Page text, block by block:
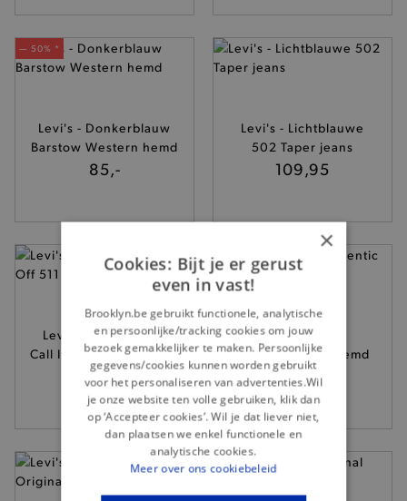
— 50% *
Levi's - Donkerblauw
Barstow Western hemd
85,-
Levi's - Lichtblauwe
502 Taper jeans
109,95
Levi's - Lichtblauwe
Call It Off 511 slim jeans
109,95
Levi's - Blauw
Authentic jeanshemd
75,-
×
Cookies: Bijt je er gerust
even in vast!
Brooklyn.be gebruikt functionele, analytische
en persoonlijke/tracking cookies om jouw
bezoek gemakkelijker te maken. Persoonlijke
gegevens/cookies kunnen worden gebruikt
voor het personaliseren van advertenties.Wil
je onze website ten volle gebruiken, klik dan
op ‘Accepteer cookies’. Wil je dat liever niet,
dan plaatsen we enkel functionele en
analytische cookies.
Meer over ons cookiebeleid